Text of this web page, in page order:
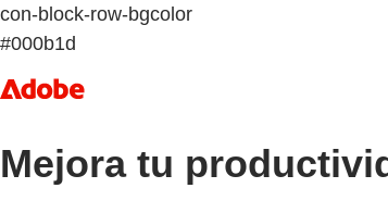
con-block-row-bgcolor
#000b1d
Mejora tu